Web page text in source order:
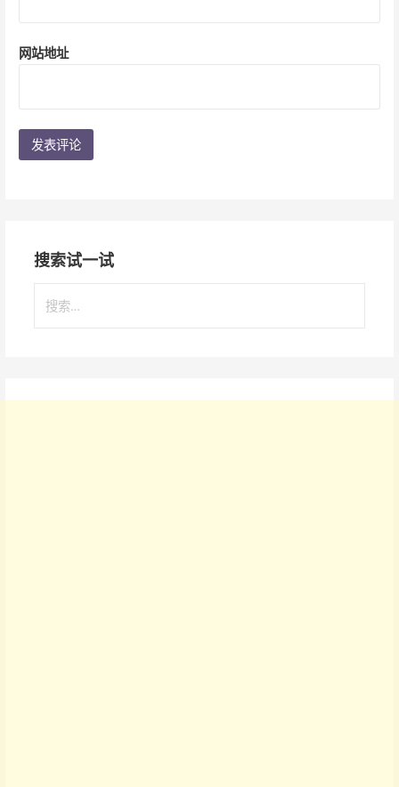
网站地址
搜索试一试
索